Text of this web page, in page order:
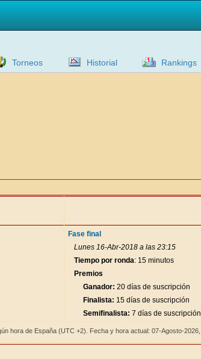
Torneos Historial Rankings
Fase final
Lunes 16-Abr-2018 a las 23:15
Tiempo por ronda: 15 minutos
Premios
Ganador: 20 días de suscripción
Finalista: 15 días de suscripción
Semifinalista: 7 días de suscripción
hora de España (UTC +2). Fecha y hora actual: 07-Agosto-2026,